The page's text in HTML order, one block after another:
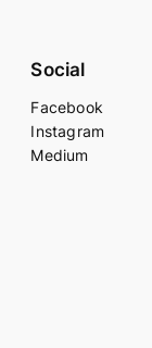
Social
Facebook
Instagram
Medium